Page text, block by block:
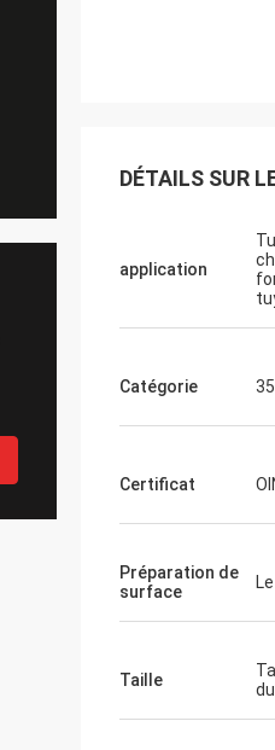
DÉTAILS SUR
application
Catégorie
Certificat
Préparation de
surface
Taille